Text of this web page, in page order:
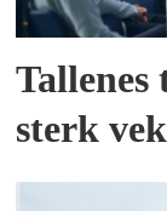
Tallenes
sterk